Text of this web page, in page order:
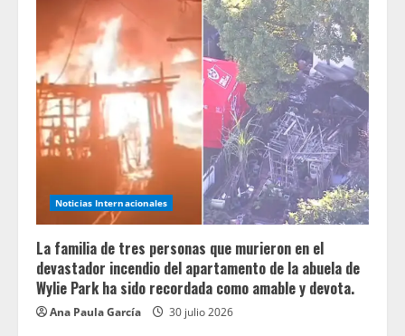
Noticias Internacionales
La familia de tres personas que murieron en el
devastador incendio del apartamento de la abuela de
Wylie Park ha sido recordada como amable y devota.
Ana Paula García 30 julio 2026